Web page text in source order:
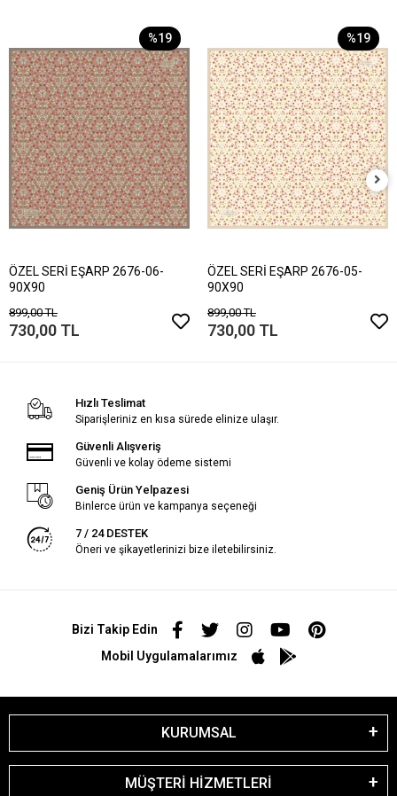
%19
ÖZEL SERİ EŞARP 2676-06-
90X90
899,00 TL
730,00 TL
%19
ÖZEL SERİ EŞARP 2676-05-
90X90
899,00 TL
730,00 TL
Hızlı Teslimat
Siparişleriniz en kısa sürede elinize ulaşır.
Güvenli Alışveriş
Güvenli ve kolay ödeme sistemi
Geniş Ürün Yelpazesi
Binlerce ürün ve kampanya seçeneği
7 / 24 DESTEK
Öneri ve şikayetlerinizi bize iletebilirsiniz.
Bizi Takip Edin
Mobil Uygulamalarımız
KURUMSAL
MÜŞTERİ HİZMETLERİ